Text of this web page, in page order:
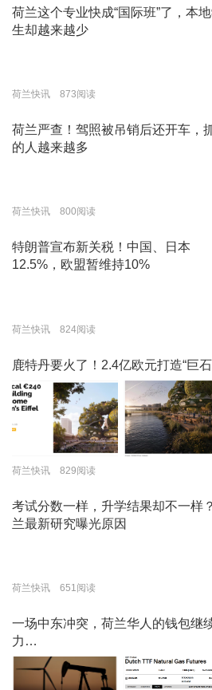
荷兰这个专业快成“国际班”了，本
生却越来越少
荷兰快讯 873阅读
荷兰严查！驾照被吊销后还开车，
的人越来越多
荷兰快讯 800阅读
特朗普宣布新关税！中国、日本
12.5%，欧盟暂维持10%
荷兰快讯 824阅读
鹿特丹要火了！2.4亿欧元打造“巨
荷兰快讯 829阅读
考试分数一样，升学结果却不一样
兰最新研究曝光原因
荷兰快讯 651阅读
一场中东冲突，荷兰华人的钱包继
力…